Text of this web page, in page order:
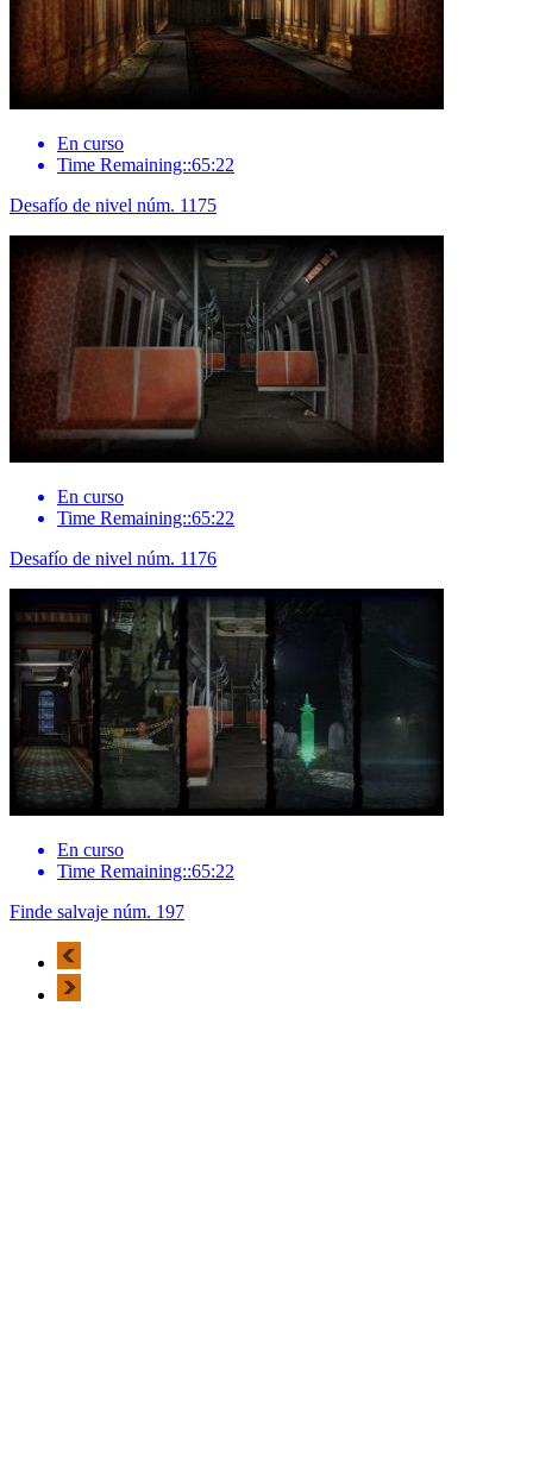
En curso
Time Remaining::65:22
Desafío de nivel núm. 1175
En curso
Time Remaining::65:22
Desafío de nivel núm. 1176
En curso
Time Remaining::65:22
Finde salvaje núm. 197